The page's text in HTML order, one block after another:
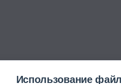
Использование